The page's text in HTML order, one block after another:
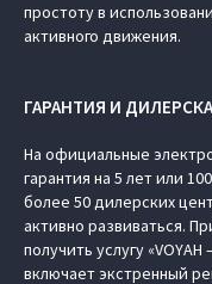
простоту в
активного движения.
ГАРАНТИЯ И
На официальные
гарантия на 5 лет или
более 50 дилерских
активно развиваться.
получить услугу
включает экстренный